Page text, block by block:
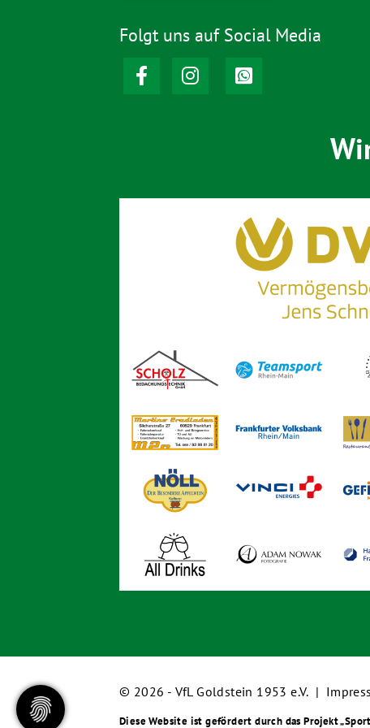
Folgt uns auf Social Media
© 2026 - VfL Goldstein 1953 e.V. |
Diese Website ist gefördert durch das Projekt